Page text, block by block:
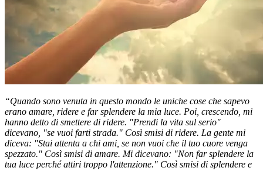
“Quando sono venuta in questo mondo le uniche cose che sapevo
erano amare, ridere e far splendere la mia luce. Poi, crescendo, mi
hanno detto di smettere di ridere. "Prendi la vita sul serio"
dicevano, "se vuoi farti strada." Così smisi di ridere. La gente mi
diceva: "Stai attenta a chi ami, se non vuoi che il tuo cuore venga
spezzato." Così smisi di amare. Mi dicevano: "Non far splendere la
tua luce perché attiri troppo l'attenzione." Così smisi di splendere e